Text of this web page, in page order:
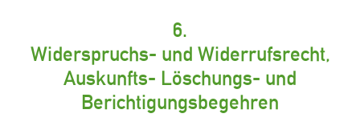
6.
Widerspruchs- und Widerrufsrecht,
Auskunfts- Löschungs- und
Berichtigungsbegehren